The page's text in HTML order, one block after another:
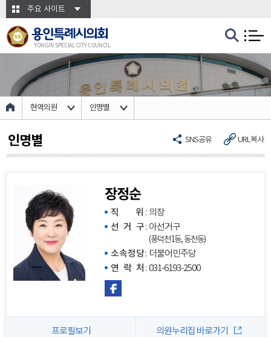
본문바로가기주요 사이트
용인특례시의회
YONGIN SPECIAL CITY COUNCIL
현역의원 인명별
SNS공유 URL복사
인명별
장정순
직 위
: 의장
선 거 구: 아선거구
(풍덕천1동, 동천동)
소속정당: 더불어민주당
연 락 처 : 031-6193-2500
프로필보기 의원누리집 바로가기